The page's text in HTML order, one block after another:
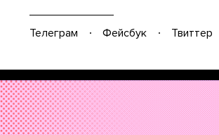
Телеграм Фейсбук Твиттер